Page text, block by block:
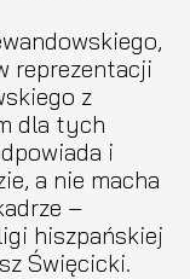
reprezentacji
z
dla tych
i
a nie macha
–
hiszpańskiej
Święcicki.